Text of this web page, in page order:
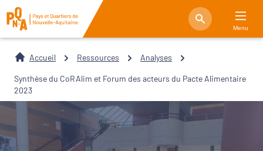
Menu
Accueil Ressources Analyses
Synthèse du CoRAlim et Forum des acteurs du Pacte Alimentaire
2023